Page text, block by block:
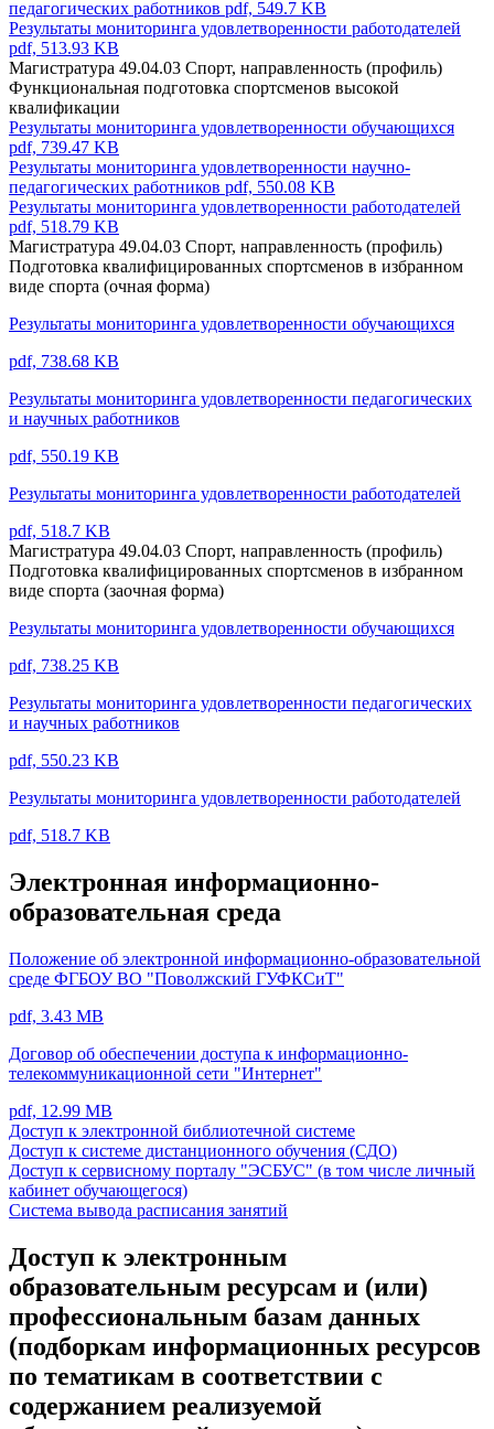
педагогических работников pdf, 549.7 KB
Результаты мониторинга удовлетворенности работодателей
pdf, 513.93 KB
Магистратура 49.04.03 Спорт, направленность (профиль)
Функциональная подготовка спортсменов высокой
квалификации
Результаты мониторинга удовлетворенности обучающихся
pdf, 739.47 KB
Результаты мониторинга удовлетворенности научно-
педагогических работников pdf, 550.08 KB
Результаты мониторинга удовлетворенности работодателей
pdf, 518.79 KB
Магистратура 49.04.03 Спорт, направленность (профиль)
Подготовка квалифицированных спортсменов в избранном
виде спорта (очная форма)
Результаты мониторинга удовлетворенности обучающихся
pdf, 738.68 KB
Результаты мониторинга удовлетворенности педагогических
и научных работников
pdf, 550.19 KB
Результаты мониторинга удовлетворенности работодателей
pdf, 518.7 KB
Магистратура 49.04.03 Спорт, направленность (профиль)
Подготовка квалифицированных спортсменов в избранном
виде спорта (заочная форма)
Результаты мониторинга удовлетворенности обучающихся
pdf, 738.25 KB
Результаты мониторинга удовлетворенности педагогических
и научных работников
pdf, 550.23 KB
Результаты мониторинга удовлетворенности работодателей
pdf, 518.7 KB
Электронная информационно-
образовательная среда
Положение об электронной информационно-образовательной
среде ФГБОУ ВО "Поволжский ГУФКСиТ"
pdf, 3.43 MB
Договор об обеспечении доступа к информационно-
телекоммуникационной сети "Интернет"
pdf, 12.99 MB
Доступ к электронной библиотечной системе
Доступ к системе дистанционного обучения (СДО)
Доступ к сервисному порталу "ЭСБУС" (в том числе личный
кабинет обучающегося)
Система вывода расписания занятий
Доступ к электронным
образовательным ресурсам и (или)
профессиональным базам данных
(подборкам информационных ресурсов
по тематикам в соответствии с
содержанием реализуемой